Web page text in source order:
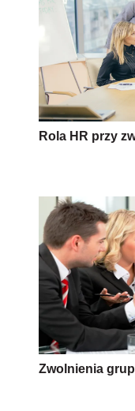
Rola HR przy
Zwolnienia